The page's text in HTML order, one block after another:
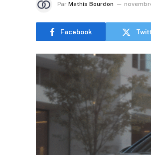
Par Mathis Bourdon
Facebook